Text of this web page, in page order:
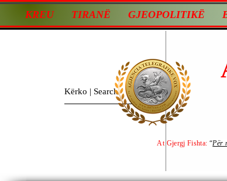
KREU TIRANË GJEOPOLITIKË
At Gjergj Fishta: “Për